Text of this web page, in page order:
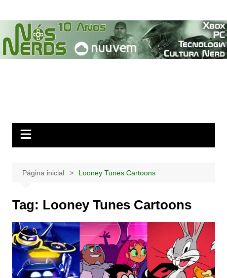
para
conteúdo
Página inicial Looney Tunes Cartoons
Tag: Looney Tunes Cartoons